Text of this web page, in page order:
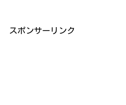
スポンサーリンク